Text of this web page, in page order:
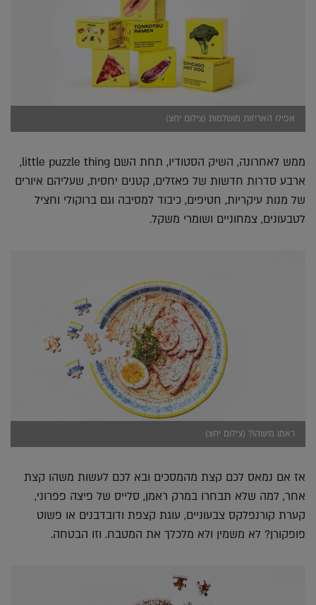
אפילו האריזות מושלמות (צילום יחצ)
ממש לאחרונה, השיק הסטודיו, תחת השם little puzzle thing,
ארבע סדרות חדשות של פאזלים, קטנים יחסית, שעליהם איורים
של מנות עיקריות, חטיפים, כיבוד למסיבה וגם ברוקולי וחציל
לטבעונים, צמחוניים ושומרי משקל.
ראמן מישהו? (צילום יחצ)
אז אם נמאס לכם קצת מהמסכים ובא לכם לעשות משהו קצת
אחר, למה שלא תבחרו במרק ראמן, סלייס של פיצה פפרוני,
קערת קורנפלקס צבעוניים, עוגת קצפת ודובדבנים או פשוט
פופקורן? לא משמין ולא מלכלך את המטבח. וזו הבטחה.